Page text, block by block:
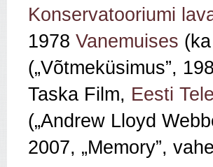
Konservatooriumi
1978 Vanemuises
(„Võtmeküsimus”,
Taska Film, Eesti
(„Andrew Lloyd
2007, „Memory”,